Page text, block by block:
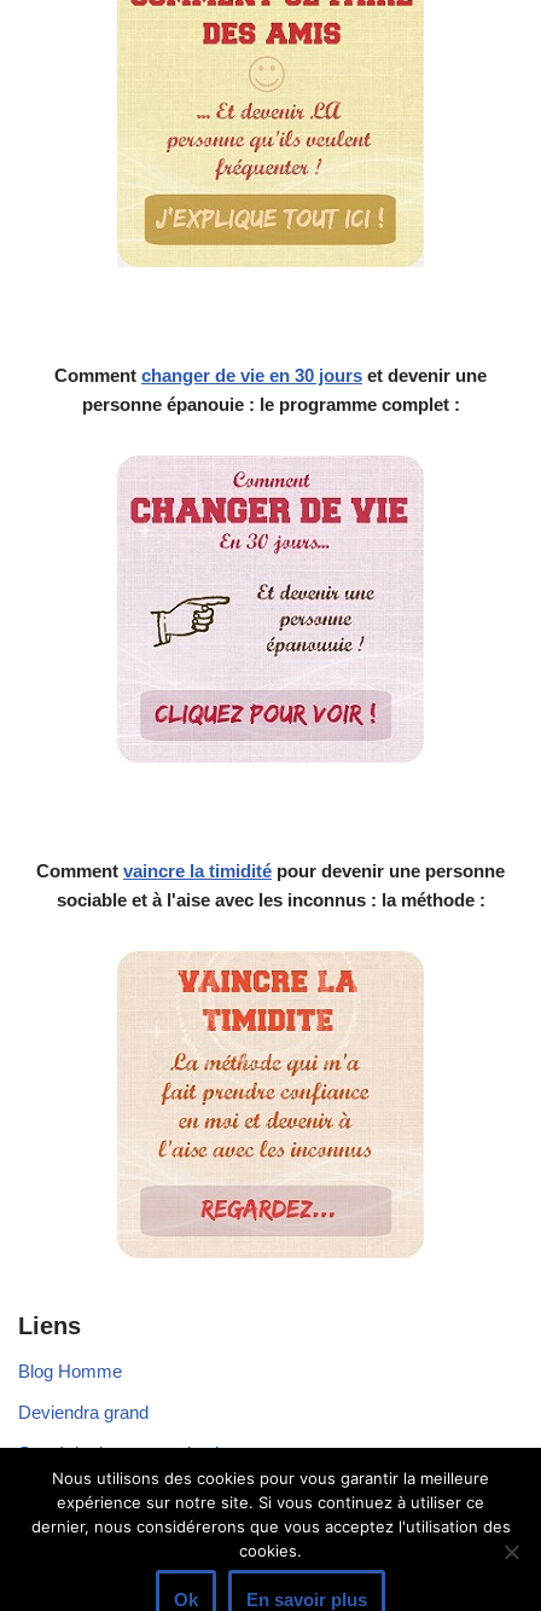
Comment changer de vie en 30 jours et devenir une
personne épanouie : le programme complet :
Comment vaincre la timidité pour devenir une personne
sociable et à l'aise avec les inconnus : la méthode :
Liens
Blog Homme
Deviendra grand
Stratégie de communication
Voyager seul
Nous utilisons des cookies pour vous garantir la meilleure
expérience sur notre site. Si vous continuez à utiliser ce
dernier, nous considérerons que vous acceptez l'utilisation des
cookies.
Ok En savoir plus